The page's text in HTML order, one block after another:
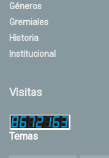
Géneros
Gremiales
Historia
Institucional
Visitas
Temas